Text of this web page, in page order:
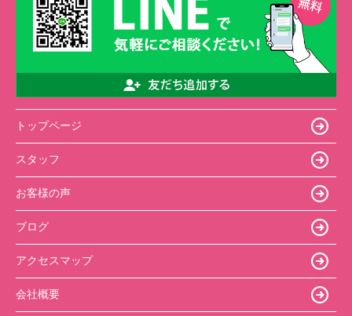
トップページ
スタッフ
お客様の声
ブログ
アクセスマップ
会社概要